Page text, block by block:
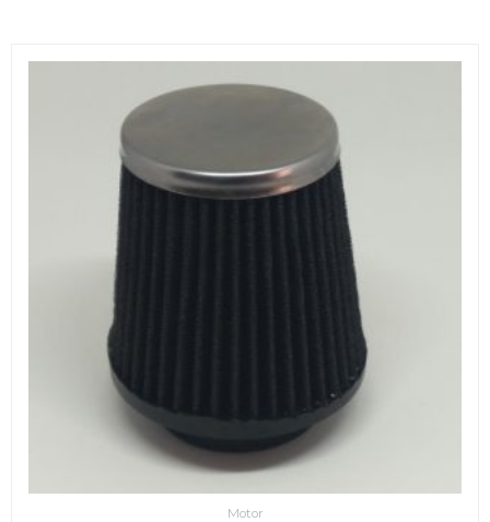
Motor